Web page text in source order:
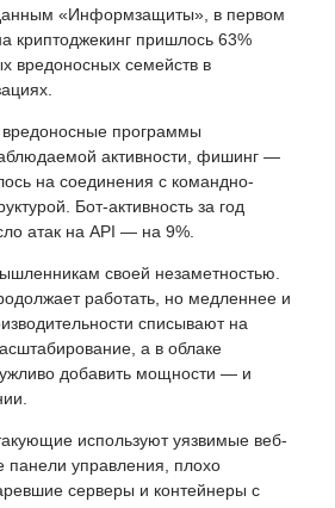
«Информзащиты», в первом
криптоджекинг пришлось 63%
вредоносных семейств в
программы
активности, фишинг —
на соединения с командно-
Бот-активность за год
атак на API — на 9%.
своей незаметностью.
работать, но медленнее и
списывают на
а в облаке
добавить мощности — и
используют уязвимые веб-
панели управления, плохо
серверы и контейнеры с